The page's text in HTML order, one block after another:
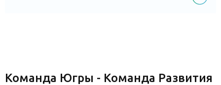
Команда Югры - Команда Развития